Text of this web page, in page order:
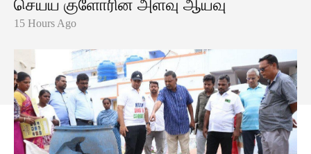
செய்ய குளோரின் அளவு ஆய்வு
15 Hours Ago